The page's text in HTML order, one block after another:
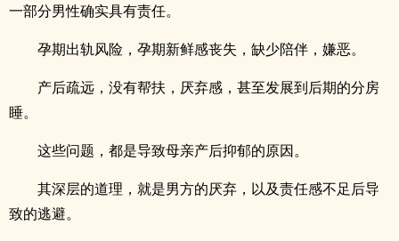
一部分男性确实具有责任。
孕期出轨风险，孕期新鲜感丧失，缺少陪伴，嫌恶。
产后疏远，没有帮扶，厌弃感，甚至发展到后期的分房
睡。
这些问题，都是导致母亲产后抑郁的原因。
其深层的道理，就是男方的厌弃，以及责任感不足后导
致的逃避。